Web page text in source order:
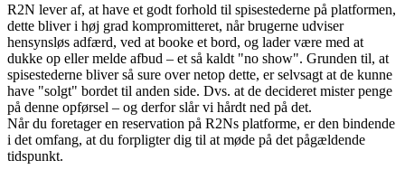
R2N lever af, at have et godt forhold til spisestederne på platformen,
dette bliver i høj grad kompromitteret, når brugerne udviser
hensynsløs adfærd, ved at booke et bord, og lader være med at
dukke op eller melde afbud – et så kaldt "no show". Grunden til, at
spisestederne bliver så sure over netop dette, er selvsagt at de kunne
have "solgt" bordet til anden side. Dvs. at de decideret mister penge
på denne opførsel – og derfor slår vi hårdt ned på det.
Når du foretager en reservation på R2Ns platforme, er den bindende
i det omfang, at du forpligter dig til at møde på det pågældende
tidspunkt.